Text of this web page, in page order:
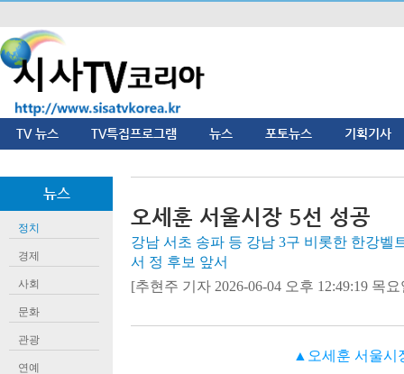
TV 뉴스 TV특집프로그램 뉴스 포토뉴스 기획기사
뉴스
정치
경제
사회
문화
관광
연예
오세훈 서울시장 5선 성공
강남 서초 송파 등 강남 3구 비롯한 한강벨
서 정 후보 앞서
[추현주 기자 2026-06-04 오후 12:49:19 목요
▲오세훈 서울시